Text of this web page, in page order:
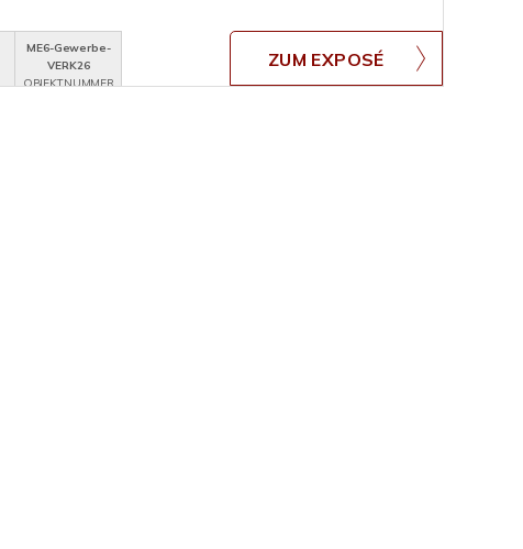
ME6-Gewerbe-
VERK26
OBJEKTNUMMER
ZUM EXPOSÉ